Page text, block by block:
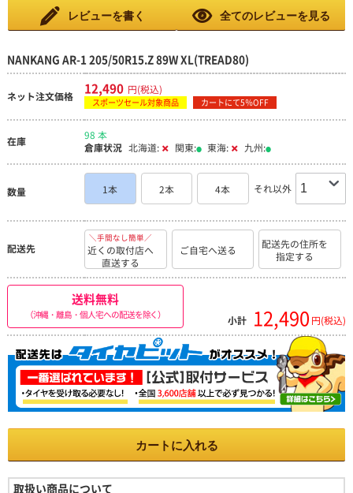
レビューを書く 全てのレビューを見る
NANKANG AR-1 205/50R15.Z 89W XL(TREAD80)
ネット注文価格 12,490 円(税込)
スポーツセール対象商品 カートにて5％OFF
在庫
98 本
倉庫状況 北海道: 関東: 東海: 九州:
数量 1本 2本 4本 それ以外
配送先
＼手間なし簡単／
近くの取付店へ
直送する
ご自宅へ送る
配送先の住所を
指定する
送料無料
（沖縄・離島・個人宅への配送を除く） 小計 12,490 円(税込)
カートに入れる
取扱い商品について